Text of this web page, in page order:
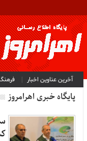
آخرین عناوین اخبار
پایگاه خبری اهرامروز